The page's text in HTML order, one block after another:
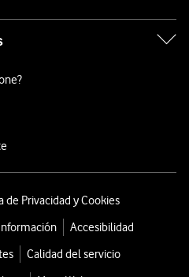
de Privacidad y Cookies
Accesibilidad
Calidad del servicio